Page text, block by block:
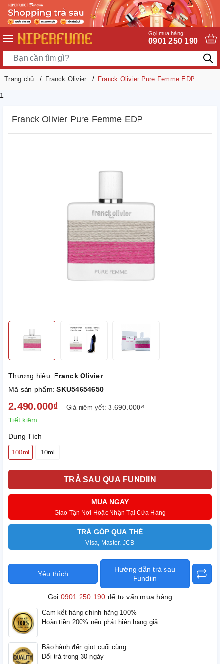
Gọi mua hàng:
0901 250 190
Trang chủ Franck Olivier Franck Olivier Pure Femme EDP
1
Franck Olivier Pure Femme EDP
Thương hiệu: Franck Olivier
Mã sản phẩm:SKU54654650
2.490.000₫ Giá niêm yết:3.690.000₫
Tiết kiệm:
Dung Tích
100ml 10ml
TRẢ SAU QUA FUNDIIN
MUA NGAY
Giao Tận Nơi Hoặc Nhận Tại Cửa Hàng
TRẢ GÓP QUA THẺ
Visa, Master, JCB
Yêu thích
Hướng dẫn trả sau
Fundiin
Gọi 0901 250 190 để tư vấn mua hàng
Cam kết hàng chính hãng 100%
Hoàn tiền 200% nếu phát hiện hàng giả
Bảo hành đến giọt cuối cùng
Đổi trả trong 30 ngày